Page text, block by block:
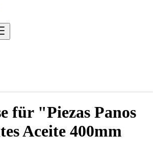
für "Piezas Panos
Aceite 400mm